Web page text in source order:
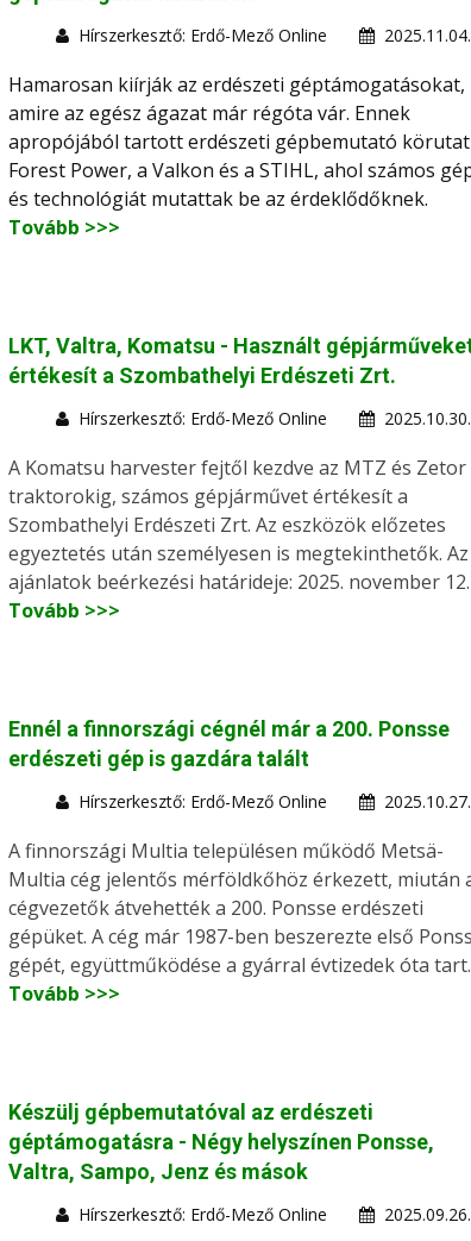
Hírszerkesztő: Erdő-Mező Online 2025.11.04.
Hamarosan kiírják az erdészeti géptámogatásokat,
amire az egész ágazat már régóta vár. Ennek
apropójából tartott erdészeti gépbemutató
Forest Power, a Valkon és a STIHL, ahol számos
és technológiát mutattak be az érdeklődőknek.
Tovább >>>
LKT, Valtra, Komatsu - Használt
értékesít a Szombathelyi Erdészeti Zrt.
Hírszerkesztő: Erdő-Mező Online 2025.10.30.
A Komatsu harvester fejtől kezdve az MTZ és Zetor
traktorokig, számos gépjárművet értékesít a
Szombathelyi Erdészeti Zrt. Az eszközök előzetes
egyeztetés után személyesen is megtekinthetők. Az
ajánlatok beérkezési határideje: 2025. november 12.
Tovább >>>
Ennél a finnországi cégnél már a 200. Ponsse
erdészeti gép is gazdára talált
Hírszerkesztő: Erdő-Mező Online 2025.10.27.
A finnországi Multia településen működő Metsä-
Multia cég jelentős mérföldkőhöz érkezett, miután
cégvezetők átvehették a 200. Ponsse erdészeti
gépüket. A cég már 1987-ben beszerezte első
gépét, együttműködése a gyárral évtizedek óta tart.
Tovább >>>
Készülj gépbemutatóval az erdészeti
géptámogatásra - Négy helyszínen Ponsse,
Valtra, Sampo, Jenz és mások
Hírszerkesztő: Erdő-Mező Online 2025.09.26.